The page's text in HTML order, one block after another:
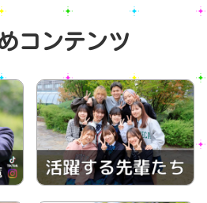
コンテンツ